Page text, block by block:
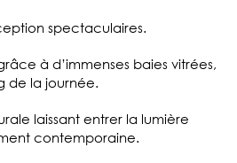
spectaculaires.
à d’immenses baies vitrées,
de la journée.
laissant entrer la lumière
contemporaine.